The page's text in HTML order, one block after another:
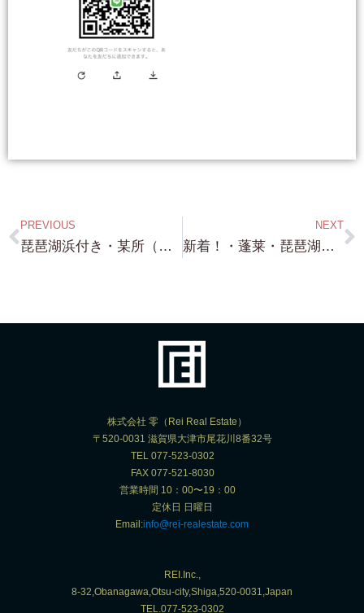
PREVIOUS
琵琶湖浜付き・某所（笑）・約360坪・バッチリの浜付きです！・全く表には出ていない物件です。金額は ◯◯万円！ しかも 市街化区域で国道161号線に面しています！
NEXT
新着！・蓬莱・琵琶湖浜前・約734坪・更地 前面に琵琶湖一望！浜のすぐ道一本挟んで前です。前面の浜も使えます！（財産区から借りる形ですが））
株式会社 零（Rei Real Estate）
〒520-0031 滋賀県大津市尾花川8番32号
TEL 077-523-0302
FAX 077-521-8030
営業時間 10：00〜19：00
定休日 日曜日
Email:info@rei-realestate.com
REI.Inc.,
8-32,Obanagawa,Otsu-city,Shiga,520-0031,Japan
TEL.077-523-0302